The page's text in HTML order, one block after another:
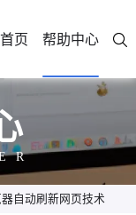
首页 帮助中心
器自动刷新网页技术